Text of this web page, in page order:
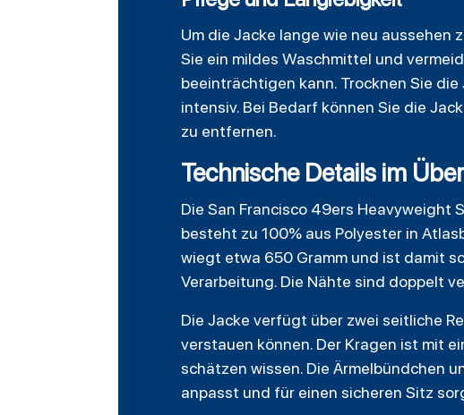
Um die Jacke lange wie neu aussehen
Sie ein mildes Waschmittel und
beeinträchtigen kann. Trocknen Sie
intensiv. Bei Bedarf können Sie die
zu entfernen.
Technische Details im
Die San Francisco 49ers Heavyweight
besteht zu 100% aus Polyester in
wiegt etwa 650 Gramm und ist damit
Verarbeitung. Die Nähte sind doppelt
Die Jacke verfügt über zwei seitliche
verstauen können. Der Kragen ist mit
schätzen wissen. Die Ärmelbündchen
anpasst und für einen sicheren Sitz